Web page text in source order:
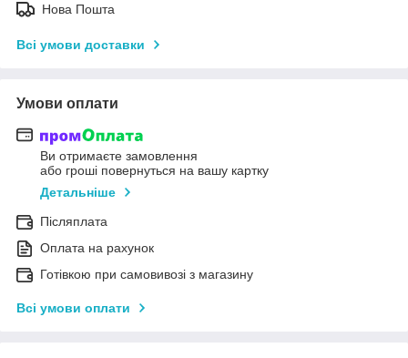
Нова Пошта
Всі умови доставки
Умови оплати
Ви отримаєте замовлення
або гроші повернуться на вашу картку
Детальніше
Післяплата
Оплата на рахунок
Готівкою при самовивозі з магазину
Всі умови оплати